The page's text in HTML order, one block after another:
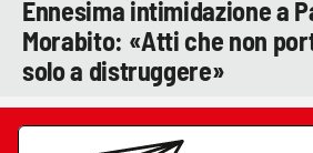
Ennesima intimidazione a
Morabito: «Atti che non
solo a distruggere»